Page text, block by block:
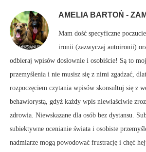
AMELIA BARTOŃ -
Mam dość specyficzne
ironii (zazwyczaj autoironii)
odbieraj wpisów dosłownie i osobiście! Są to
przemyślenia i nie musisz się z nimi zgadzać,
rozpoczęciem czytania wpisów skonsultuj się z
behawiorystą, gdyż każdy wpis niewłaściwie
zdrowia. Niewskazane dla osób bez dystansu.
subiektywne ocenianie świata i osobiste
nadmiarze mogą powodować frustrację i chęć